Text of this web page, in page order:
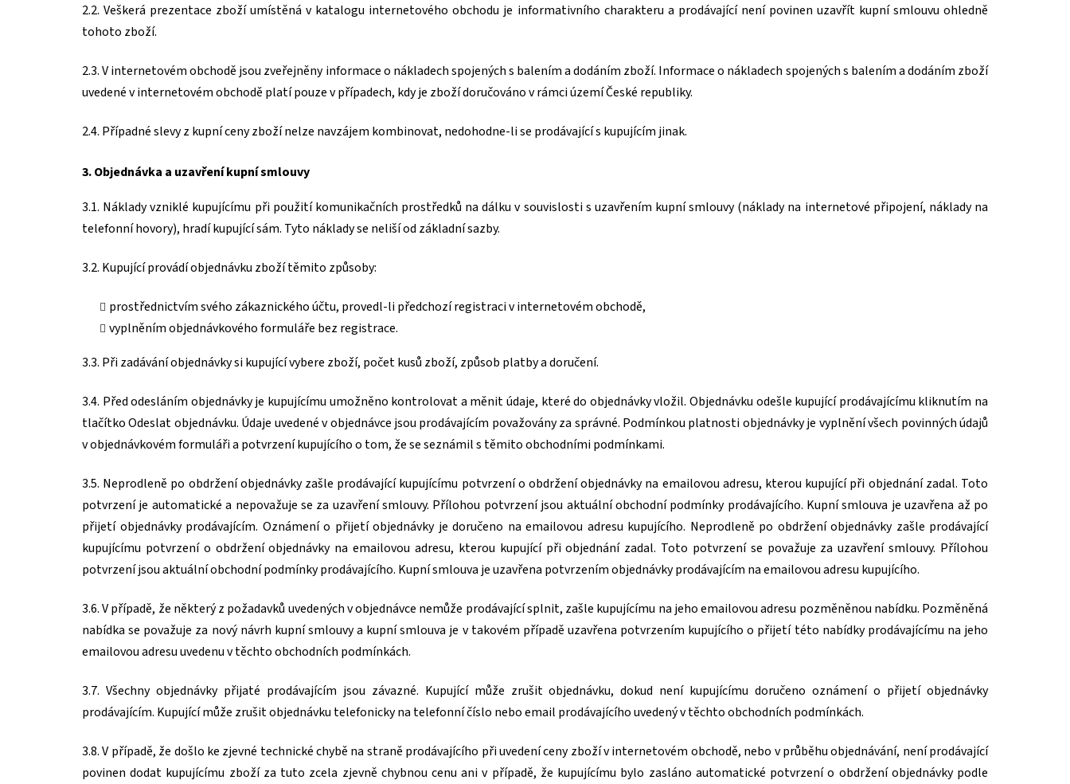
2.2. Veškerá prezentace zboží umístěná v katalogu internetového obchodu je informativního charakteru a prodávající není povinen uzavřít kupní smlouvu ohledně
tohoto zboží.
2.3. V internetovém obchodě jsou zveřejněny informace o nákladech spojených s balením a dodáním zboží. Informace o nákladech spojených s balením a dodáním zboží
uvedené v internetovém obchodě platí pouze v případech, kdy je zboží doručováno v rámci území České republiky.
2.4. Případné slevy z kupní ceny zboží nelze navzájem kombinovat, nedohodne-li se prodávající s kupujícím jinak.
3. Objednávka a uzavření kupní smlouvy
3.1. Náklady vzniklé kupujícímu při použití komunikačních prostředků na dálku v souvislosti s uzavřením kupní smlouvy (náklady na internetové připojení, náklady na
telefonní hovory), hradí kupující sám. Tyto náklady se neliší od základní sazby.
3.2. Kupující provádí objednávku zboží těmito způsoby:
prostřednictvím svého zákaznického účtu, provedl-li předchozí registraci v internetovém obchodě,
vyplněním objednávkového formuláře bez registrace.
3.3. Při zadávání objednávky si kupující vybere zboží, počet kusů zboží, způsob platby a doručení.
3.4. Před odesláním objednávky je kupujícímu umožněno kontrolovat a měnit údaje, které do objednávky vložil. Objednávku odešle kupující prodávajícímu kliknutím na
tlačítko Odeslat objednávku. Údaje uvedené v objednávce jsou prodávajícím považovány za správné. Podmínkou platnosti objednávky je vyplnění všech povinných údajů
v objednávkovém formuláři a potvrzení kupujícího o tom, že se seznámil s těmito obchodními podmínkami.
3.5. Neprodleně po obdržení objednávky zašle prodávající kupujícímu potvrzení o obdržení objednávky na emailovou adresu, kterou kupující při objednání zadal. Toto
potvrzení je automatické a nepovažuje se za uzavření smlouvy. Přílohou potvrzení jsou aktuální obchodní podmínky prodávajícího. Kupní smlouva je uzavřena až po
přijetí objednávky prodávajícím. Oznámení o přijetí objednávky je doručeno na emailovou adresu kupujícího. Neprodleně po obdržení objednávky zašle prodávající
kupujícímu potvrzení o obdržení objednávky na emailovou adresu, kterou kupující při objednání zadal. Toto potvrzení se považuje za uzavření smlouvy. Přílohou
potvrzení jsou aktuální obchodní podmínky prodávajícího. Kupní smlouva je uzavřena potvrzením objednávky prodávajícím na emailovou adresu kupujícího.
3.6. V případě, že některý z požadavků uvedených v objednávce nemůže prodávající splnit, zašle kupujícímu na jeho emailovou adresu pozměněnou nabídku. Pozměněná
nabídka se považuje za nový návrh kupní smlouvy a kupní smlouva je v takovém případě uzavřena potvrzením kupujícího o přijetí této nabídky prodávajícímu na jeho
emailovou adresu uvedenu v těchto obchodních podmínkách.
3.7. Všechny objednávky přijaté prodávajícím jsou závazné. Kupující může zrušit objednávku, dokud není kupujícímu doručeno oznámení o přijetí objednávky
prodávajícím. Kupující může zrušit objednávku telefonicky na telefonní číslo nebo email prodávajícího uvedený v těchto obchodních podmínkách.
3.8. V případě, že došlo ke zjevné technické chybě na straně prodávajícího při uvedení ceny zboží v internetovém obchodě, nebo v průběhu objednávání, není prodávající
povinen dodat kupujícímu zboží za tuto zcela zjevně chybnou cenu ani v případě, že kupujícímu bylo zasláno automatické potvrzení o obdržení objednávky podle